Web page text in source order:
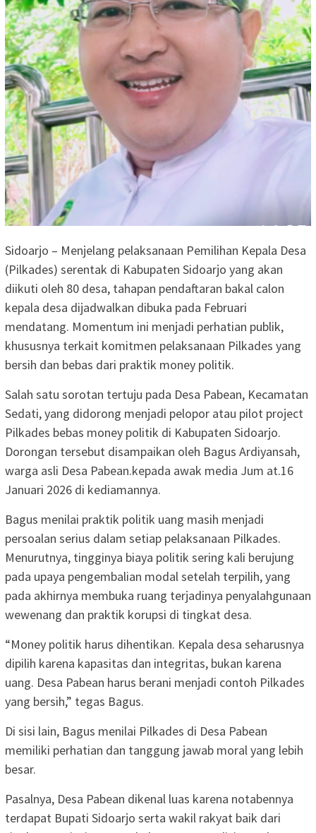
Sidoarjo – Menjelang pelaksanaan Pemilihan Kepala Desa
(Pilkades) serentak di Kabupaten Sidoarjo yang akan
diikuti oleh 80 desa, tahapan pendaftaran bakal calon
kepala desa dijadwalkan dibuka pada Februari
mendatang. Momentum ini menjadi perhatian publik,
khususnya terkait komitmen pelaksanaan Pilkades yang
bersih dan bebas dari praktik money politik.
Salah satu sorotan tertuju pada Desa Pabean, Kecamatan
Sedati, yang didorong menjadi pelopor atau pilot project
Pilkades bebas money politik di Kabupaten Sidoarjo.
Dorongan tersebut disampaikan oleh Bagus Ardiyansah,
warga asli Desa Pabean.kepada awak media Jum at.16
Januari 2026 di kediamannya.
Bagus menilai praktik politik uang masih menjadi
persoalan serius dalam setiap pelaksanaan Pilkades.
Menurutnya, tingginya biaya politik sering kali berujung
pada upaya pengembalian modal setelah terpilih, yang
pada akhirnya membuka ruang terjadinya penyalahgunaan
wewenang dan praktik korupsi di tingkat desa.
“Money politik harus dihentikan. Kepala desa seharusnya
dipilih karena kapasitas dan integritas, bukan karena
uang. Desa Pabean harus berani menjadi contoh Pilkades
yang bersih,” tegas Bagus.
Di sisi lain, Bagus menilai Pilkades di Desa Pabean
memiliki perhatian dan tanggung jawab moral yang lebih
besar.
Pasalnya, Desa Pabean dikenal luas karena notabennya
terdapat Bupati Sidoarjo serta wakil rakyat baik dari